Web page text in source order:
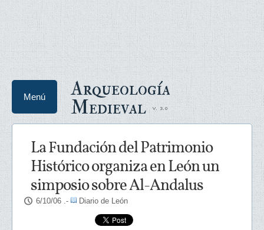
Arqueología
Medieval
Menú
La Fundación del Patrimonio
Histórico organiza en León un
simposio sobre Al-Andalus
6/10/06 .- Diario de León